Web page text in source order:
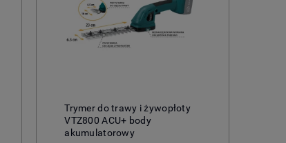
Trymer do trawy i żywopłoty
VTZ800 ACU+ body
akumulatorowy